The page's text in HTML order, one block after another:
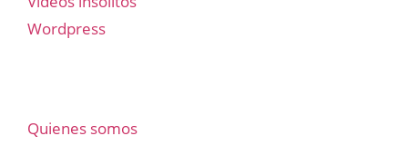
Wordpress
Quienes somos